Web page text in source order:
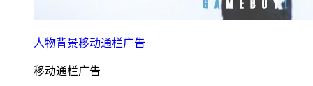
人物背景移动通栏广告
移动通栏广告